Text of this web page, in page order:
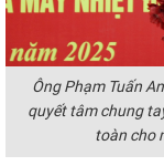
Ông Phạm Tuấn
quyết tâm chung
toàn cho